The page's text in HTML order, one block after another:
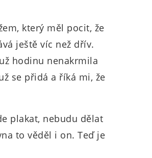
který měl pocit, že
ještě víc než dřív.
hodinu nenakrmila
se přidá a říká mi, že
plakat, nebudu dělat
to věděl i on. Teď je